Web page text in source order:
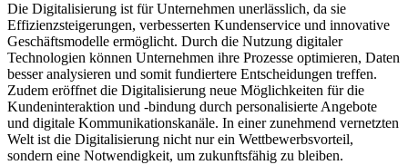
Die Digitalisierung ist für Unternehmen unerlässlich, da sie
Effizienzsteigerungen, verbesserten Kundenservice und innovative
Geschäftsmodelle ermöglicht. Durch die Nutzung digitaler
Technologien können Unternehmen ihre Prozesse optimieren, Daten
besser analysieren und somit fundiertere Entscheidungen treffen.
Zudem eröffnet die Digitalisierung neue Möglichkeiten für die
Kundeninteraktion und -bindung durch personalisierte Angebote
und digitale Kommunikationskanäle. In einer zunehmend vernetzten
Welt ist die Digitalisierung nicht nur ein Wettbewerbsvorteil,
sondern eine Notwendigkeit, um zukunftsfähig zu bleiben.